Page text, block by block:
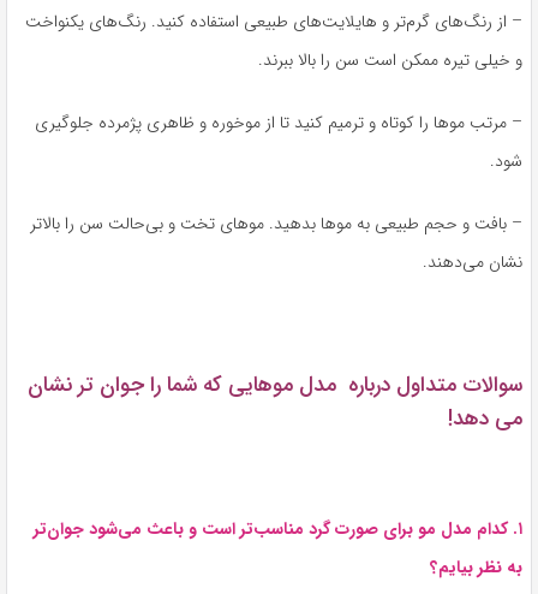
– از رنگ‌های گرم‌تر و هایلایت‌های طبیعی استفاده کنید. رنگ‌های یکنواخت
و خیلی تیره ممکن است سن را بالا ببرند.
– مرتب موها را کوتاه و ترمیم کنید تا از موخوره و ظاهری پژمرده جلوگیری
شود.
– بافت و حجم طبیعی به موها بدهید. موهای تخت و بی‌حالت سن را بالاتر
نشان می‌دهند.
سوالات متداول درباره مدل موهایی که شما را جوان تر نشان
می دهد!
۱. کدام مدل مو برای صورت گرد مناسب‌تر است و باعث می‌شود جوان‌تر
به نظر بیایم؟